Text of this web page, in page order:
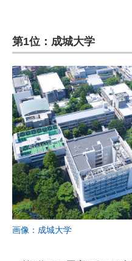
第1位：成城大学
画像：成城大学